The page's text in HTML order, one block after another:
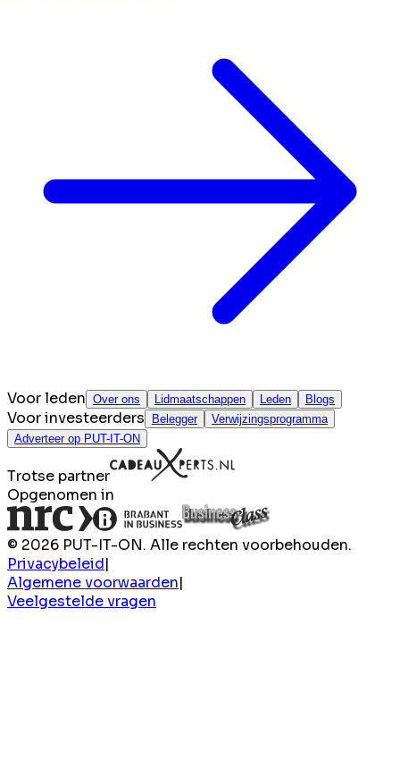
Voor leden Over ons Lidmaatschappen Leden Blogs
Voor investeerders Belegger
Verwijzingsprogramma
Adverteer op PUT-IT-ON
Trotse partner
Opgenomen in
© 2026 PUT-IT-ON. Alle rechten voorbehouden.
Privacybeleid|
Algemene voorwaarden|
Veelgestelde vragen